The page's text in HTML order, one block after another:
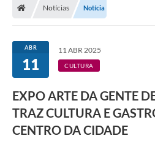
Portal do Cidadão
Links Úteis
A Prefeitura
Ouvidoria
Notícias Notícia
ABR
11
11 ABR 2025
CULTURA
EXPO ARTE DA GENTE
TRAZ CULTURA E
CENTRO DA CIDADE